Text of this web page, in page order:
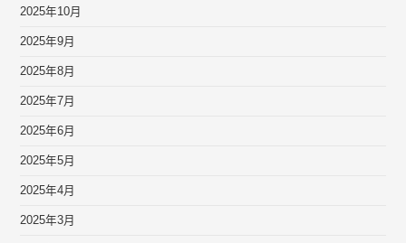
2025年10月
2025年9月
2025年8月
2025年7月
2025年6月
2025年5月
2025年4月
2025年3月